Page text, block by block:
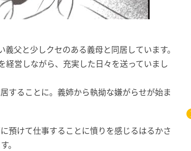
父と少しクセのある義母と同居しています。
営しながら、充実した日々を送っていまし
することに。義姉から執拗な嫌がらせが始ま
預けて仕事することに憤りを感じるはるかさ
。